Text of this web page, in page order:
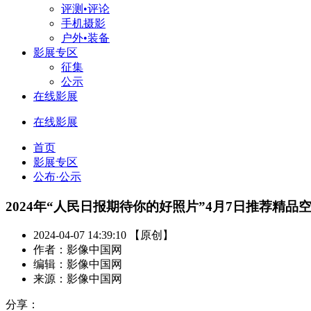
评测•评论
手机摄影
户外•装备
影展专区
征集
公示
在线影展
在线影展
首页
影展专区
公布·公示
2024年“人民日报期待你的好照片”4月7日推荐精品
2024-04-07 14:39:10 【原创】
作者：影像中国网
编辑：影像中国网
来源：影像中国网
分享：